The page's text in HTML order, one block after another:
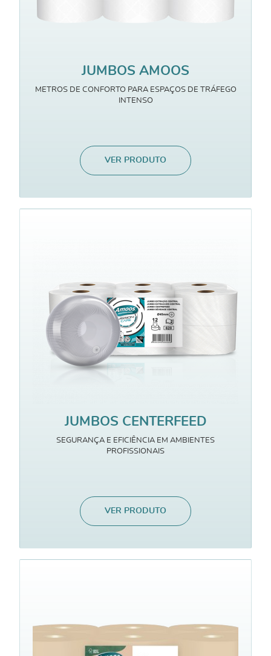
JUMBOS AMOOS
METROS DE CONFORTO PARA ESPAÇOS DE TRÁFEGO
INTENSO
VER PRODUTO
JUMBOS CENTERFEED
SEGURANÇA E EFICIÊNCIA EM AMBIENTES
PROFISSIONAIS
VER PRODUTO